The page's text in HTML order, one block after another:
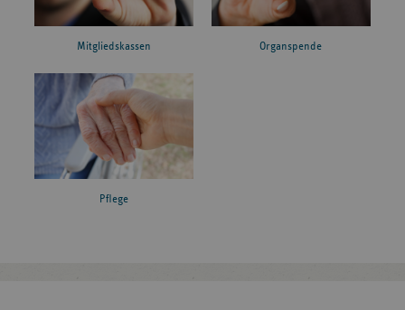
Mitgliedskassen Organspende
Pflege